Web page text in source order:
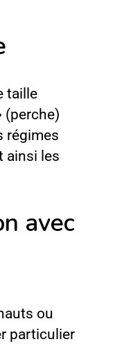
taille
(perche)
régimes
ainsi les
avec
ou
particulier